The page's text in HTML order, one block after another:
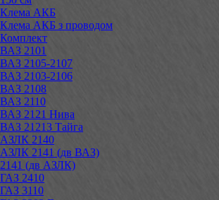
Клема АКБ
Клема АКБ з проводом
Комплект
ВАЗ 2101
ВАЗ 2105-2107
ВАЗ 2103-2106
ВАЗ 2108
ВАЗ 2110
ВАЗ 2121 Нива
ВАЗ 21213 Тайга
АЗЛК 2140
АЗЛК 2141 (дв ВАЗ)
2141 (дв АЗЛК)
ГАЗ 2410
ГАЗ 3110